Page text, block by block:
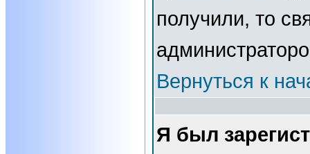
получили, то
Вернуться к
Я был